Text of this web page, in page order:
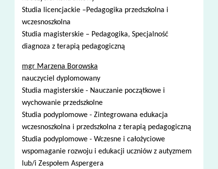
Studia licencjackie –Pedagogika przedszkolna i
wczesnoszkolna
Studia magisterskie – Pedagogika, Specjalność
diagnoza z terapią pedagogiczną
mgr Marzena Borowska
nauczyciel dyplomowany
Studia magisterskie - Nauczanie początkowe i
wychowanie przedszkolne
Studia podyplomowe - Zintegrowana edukacja
wczesnoszkolna i przedszkolna z terapią pedagogiczną
Studia podyplomowe - Wczesne i całożyciowe
wspomaganie rozwoju i edukacji uczniów z autyzmem
lub/i Zespołem Aspergera